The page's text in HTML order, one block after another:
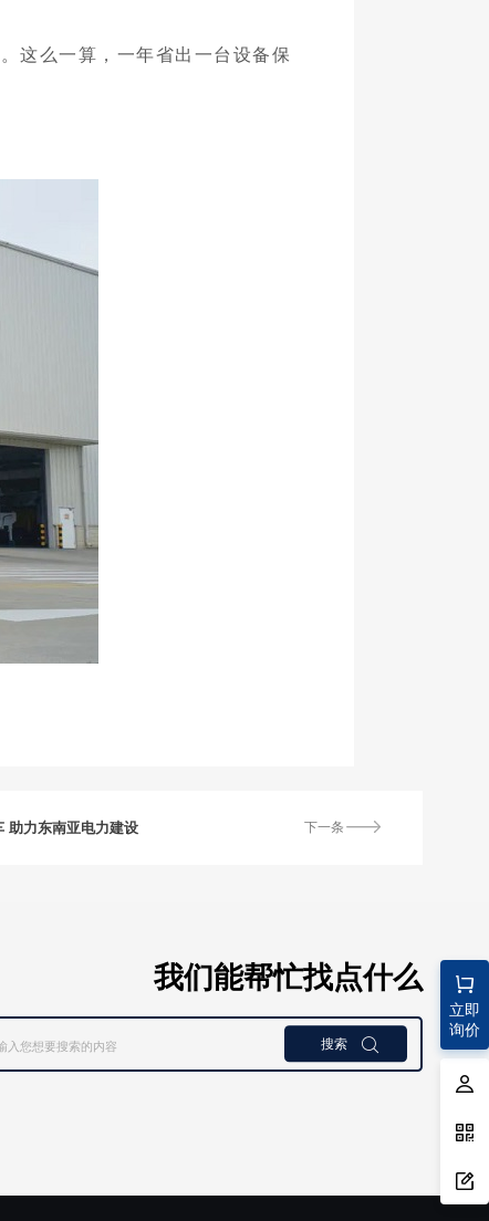
这么一算，一年省出一台设备保
下一条
助力东南亚电力建设
立即
询价
我们能帮忙找点什么
搜索 